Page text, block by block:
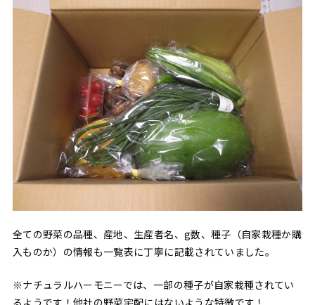
全ての野菜の品種、産地、生産者名、g数、種子（自家栽種か購
入ものか）の情報も一覧表に丁寧に記載されていました。
※ナチュラルハーモニーでは、一部の種子が自家栽種されてい